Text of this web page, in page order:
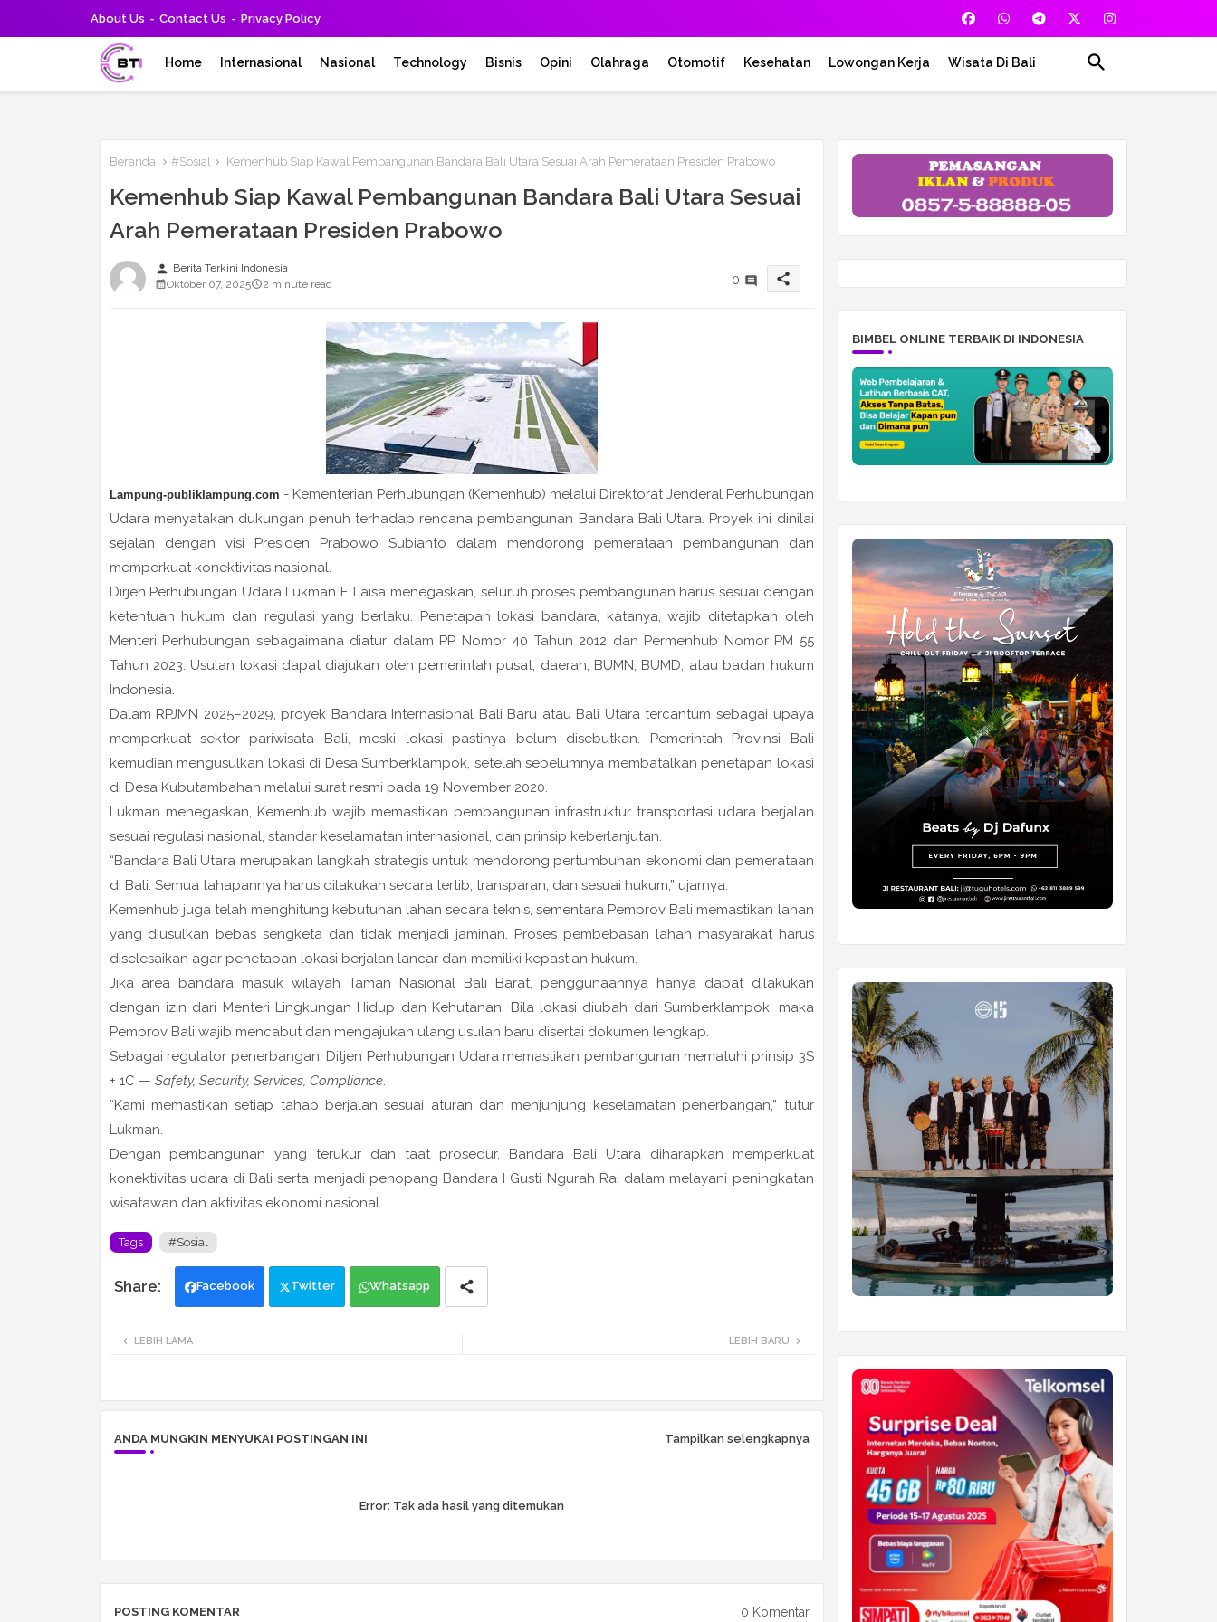
About Us Contact Us Privacy Policy
Home Internasional Nasional Technology Bisnis Opini Olahraga Otomotif Kesehatan Lowongan Kerja Wisata Di Bali
Beranda #Sosial Kemenhub Siap Kawal Pembangunan Bandara Bali Utara Sesuai Arah Pemerataan Presiden Prabowo
Kemenhub Siap Kawal Pembangunan Bandara Bali Utara Sesuai
Arah Pemerataan Presiden Prabowo
person Berita Terkini Indonesia
Oktober 07, 2025
2 minute read 0 share
Lampung-publiklampung.com - Kementerian Perhubungan (Kemenhub) melalui Direktorat Jenderal Perhubungan
Udara menyatakan dukungan penuh terhadap rencana pembangunan Bandara Bali Utara. Proyek ini dinilai
sejalan dengan visi Presiden Prabowo Subianto dalam mendorong pemerataan pembangunan dan
memperkuat konektivitas nasional.
Dirjen Perhubungan Udara Lukman F. Laisa menegaskan, seluruh proses pembangunan harus sesuai dengan
ketentuan hukum dan regulasi yang berlaku. Penetapan lokasi bandara, katanya, wajib ditetapkan oleh
Menteri Perhubungan sebagaimana diatur dalam PP Nomor 40 Tahun 2012 dan Permenhub Nomor PM 55
Tahun 2023. Usulan lokasi dapat diajukan oleh pemerintah pusat, daerah, BUMN, BUMD, atau badan hukum
Indonesia.
Dalam RPJMN 2025–2029, proyek Bandara Internasional Bali Baru atau Bali Utara tercantum sebagai upaya
memperkuat sektor pariwisata Bali, meski lokasi pastinya belum disebutkan. Pemerintah Provinsi Bali
kemudian mengusulkan lokasi di Desa Sumberklampok, setelah sebelumnya membatalkan penetapan lokasi
di Desa Kubutambahan melalui surat resmi pada 19 November 2020.
Lukman menegaskan, Kemenhub wajib memastikan pembangunan infrastruktur transportasi udara berjalan
sesuai regulasi nasional, standar keselamatan internasional, dan prinsip keberlanjutan.
“Bandara Bali Utara merupakan langkah strategis untuk mendorong pertumbuhan ekonomi dan pemerataan
di Bali. Semua tahapannya harus dilakukan secara tertib, transparan, dan sesuai hukum,” ujarnya.
Kemenhub juga telah menghitung kebutuhan lahan secara teknis, sementara Pemprov Bali memastikan lahan
yang diusulkan bebas sengketa dan tidak menjadi jaminan. Proses pembebasan lahan masyarakat harus
diselesaikan agar penetapan lokasi berjalan lancar dan memiliki kepastian hukum.
Jika area bandara masuk wilayahTaman Nasional Bali Barat, penggunaannya hanya dapat dilakukan
dengan izin dari Menteri Lingkungan Hidup dan Kehutanan. Bila lokasi diubah dari Sumberklampok, maka
Pemprov Bali wajib mencabut dan mengajukan ulang usulan baru disertai dokumen lengkap.
Sebagai regulator penerbangan, Ditjen Perhubungan Udara memastikan pembangunan mematuhi prinsip 3S
+ 1C — Safety, Security, Services, Compliance.
“Kami memastikan setiap tahap berjalan sesuai aturan dan menjunjung keselamatan penerbangan,” tutur
Lukman.
Dengan pembangunan yang terukur dan taat prosedur, Bandara Bali Utara diharapkan memperkuat
konektivitas udara di Bali serta menjadi penopang Bandara I Gusti Ngurah Rai dalam melayani peningkatan
wisatawan dan aktivitas ekonomi nasional.
Tags #Sosial
Facebook Twitter Whatsapp
LEBIH BARU
LEBIH LAMA
ANDA MUNGKIN MENYUKAI POSTINGAN INI Tampilkan selengkapnya
Error:Tak ada hasil yang ditemukan
POSTING KOMENTAR 0 Komentar
BIMBEL ONLINE TERBAIK DI INDONESIA